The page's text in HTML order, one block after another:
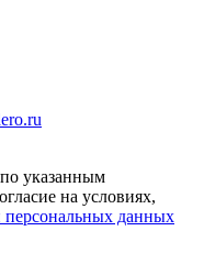
указанным
на условиях,
данных